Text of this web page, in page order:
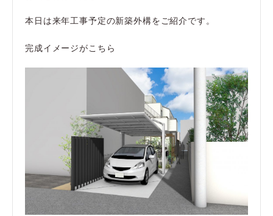
本日は来年工事予定の新築外構をご紹介です。
完成イメージがこちら